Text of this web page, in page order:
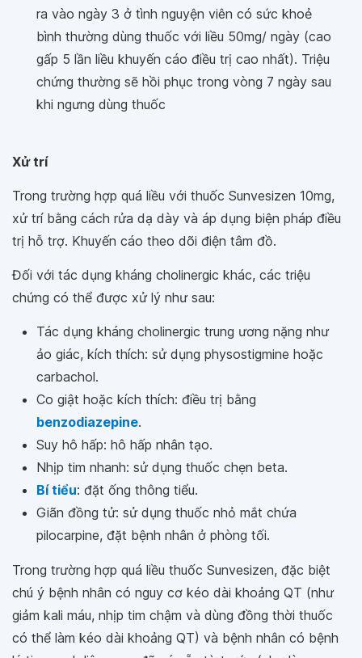
ra vào ngày 3 ở tình nguyện viên có sức khoẻ
bình thường dùng thuốc với liều 50mg/ ngày (cao
gấp 5 lần liều khuyến cáo điều trị cao nhất). Triệu
chứng thường sẽ hồi phục trong vòng 7 ngày sau
khi ngưng dùng thuốc
Xử trí
Trong trường hợp quá liều với thuốc Sunvesizen 10mg,
xử trí bằng cách rửa dạ dày và áp dụng biện pháp điều
trị hỗ trợ. Khuyến cáo theo dõi điện tâm đồ.
Đối với tác dụng kháng cholinergic khác, các triệu
chứng có thể được xử lý như sau:
Tác dụng kháng cholinergic trung ương nặng như
ảo giác, kích thích: sử dụng physostigmine hoặc
carbachol.
Co giật hoặc kích thích: điều trị bằng
benzodiazepine.
Suy hô hấp: hô hấp nhân tạo.
Nhịp tim nhanh: sử dụng thuốc chẹn beta.
Bí tiểu: đặt ống thông tiểu.
Giãn đồng tử: sử dụng thuốc nhỏ mắt chứa
pilocarpine, đặt bệnh nhân ở phòng tối.
Trong trường hợp quá liều thuốc Sunvesizen, đặc biệt
chú ý bệnh nhân có nguy cơ kéo dài khoảng QT (như
giảm kali máu, nhịp tim chậm và dùng đồng thời thuốc
có thể làm kéo dài khoảng QT) và bệnh nhân có bệnh